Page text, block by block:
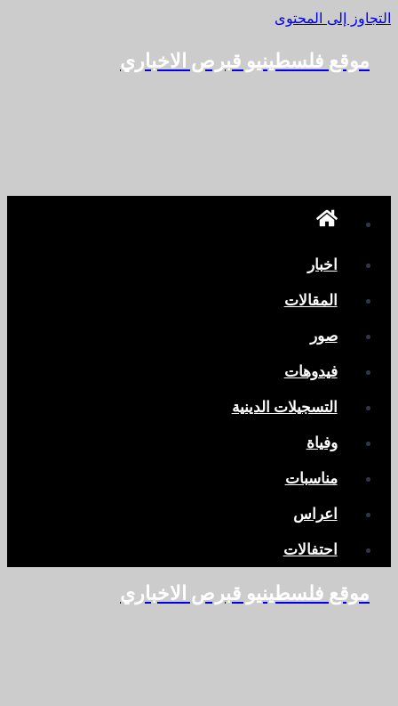
التجاوز إلى المحتوى
موقع فلسطينيو قبرص الاخباري
اخبار
المقالات
صور
فيدوهات
التسجيلات الدينية
وفياة
مناسبات
اعراس
احتفالات
موقع فلسطينيو قبرص الاخباري